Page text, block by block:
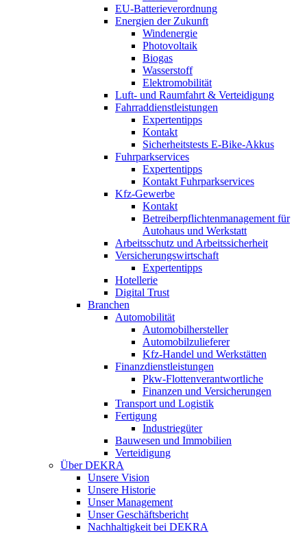
EU-Batterieverordnung
Energien der Zukunft
Windenergie
Photovoltaik
Biogas
Wasserstoff
Elektromobilität
Luft- und Raumfahrt & Verteidigung
Fahrraddienstleistungen
Expertentipps
Kontakt
Sicherheitstests E-Bike-Akkus
Fuhrparkservices
Expertentipps
Kontakt Fuhrparkservices
Kfz-Gewerbe
Kontakt
Betreiberpflichtenmanagement für
Autohaus und Werkstatt
Arbeitsschutz und Arbeitssicherheit
Versicherungswirtschaft
Expertentipps
Hotellerie
Digital Trust
Branchen
Automobilität
Automobilhersteller
Automobilzulieferer
Kfz-Handel und Werkstätten
Finanzdienstleistungen
Pkw‑Flottenverantwortliche
Finanzen und Versicherungen
Transport und Logistik
Fertigung
Industriegüter
Bauwesen und Immobilien
Verteidigung
Über DEKRA
Unsere Vision
Unsere Historie
Unser Management
Unser Geschäftsbericht
Nachhaltigkeit bei DEKRA